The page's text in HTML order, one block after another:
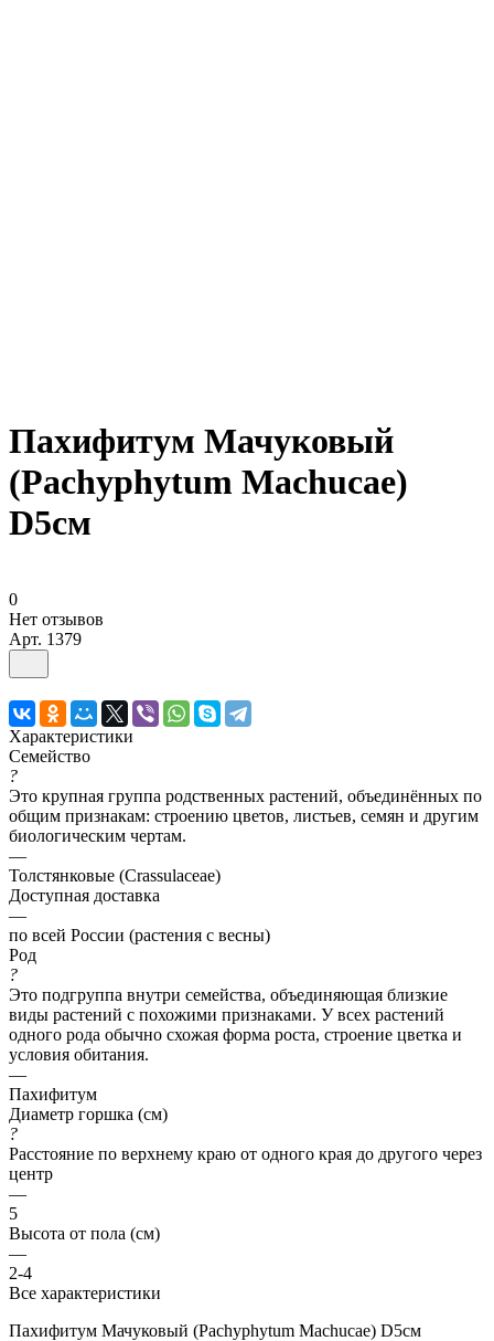
Пахифитум Мачуковый
(Pachyphytum Machucae)
D5см
0
Нет отзывов
Арт. 1379
Характеристики
Семейство
?
Это крупная группа родственных растений, объединённых по
общим признакам: строению цветов, листьев, семян и другим
биологическим чертам.
—
Толстянковые (Crassulaceae)
Доступная доставка
—
по всей России (растения с весны)
Род
?
Это подгруппа внутри семейства, объединяющая близкие
виды растений с похожими признаками. У всех растений
одного рода обычно схожая форма роста, строение цветка и
условия обитания.
—
Пахифитум
Диаметр горшка (см)
?
Расстояние по верхнему краю от одного края до другого через
центр
—
5
Высота от пола (см)
—
2-4
Все характеристики
Пахифитум Мачуковый (Pachyphytum Machucae) D5см